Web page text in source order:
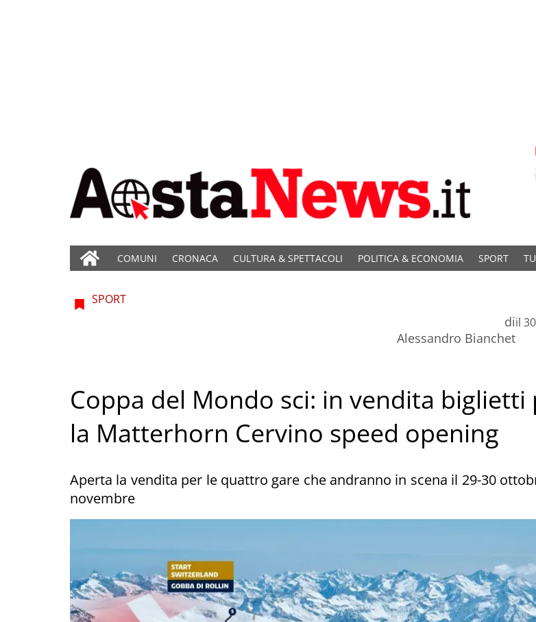
COMUNI CRONACA CULTURA & SPETTACOLI POLITICA & ECONOMIA SPORT
SPORT
di
Alessandro Bianchet
il
Coppa del Mondo sci: in vendita biglietti
la Matterhorn Cervino speed opening
Aperta la vendita per le quattro gare che andranno in scena il 29-30
novembre